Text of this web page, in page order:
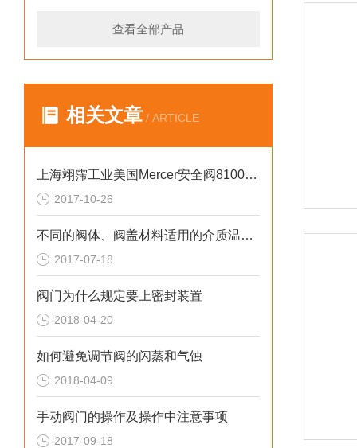
查看全部产品
相关文章 / ARTICLE
上海翊霈工业美国Mercer安全阀8100全系列*
2017-10-26
不同的阀体、阀盖材料适用的介质温度是多少
2017-07-18
阀门为什么规定要上密封装置
2018-04-20
如何避免调节阀的闪蒸和气蚀
2018-04-09
手动阀门的操作及操作中注意事项
2017-09-18